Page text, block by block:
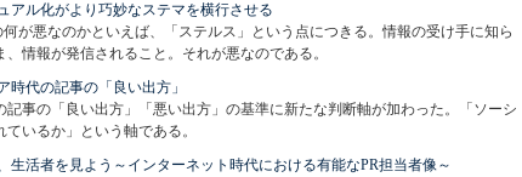
ル化がより巧妙なステマを横行させる
が悪なのかといえば、「ステルス」という点につきる。情報の受け手に知ら
情報が発信されること。それが悪なのである。
代の記事の「良い出方」
記事の「良い出方」「悪い出方」の基準に新たな判断軸が加わった。「ソーシ
いるか」という軸である。
活者を見よう～インターネット時代における有能なPR担当者像～